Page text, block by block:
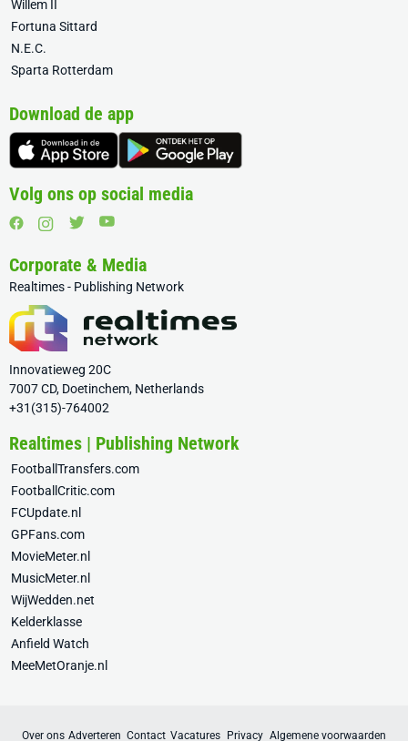
Willem II
Fortuna Sittard
N.E.C.
Sparta Rotterdam
Download de app
Volg ons op social media
Corporate & Media
Realtimes - Publishing Network
Innovatieweg 20C
7007 CD, Doetinchem, Netherlands
+31(315)-764002
Realtimes | Publishing Network
FootballTransfers.com
FootballCritic.com
FCUpdate.nl
GPFans.com
MovieMeter.nl
MusicMeter.nl
WijWedden.net
Kelderklasse
Anfield Watch
MeeMetOranje.nl
Over ons Adverteren Contact Vacatures Privacy Algemene voorwaarden